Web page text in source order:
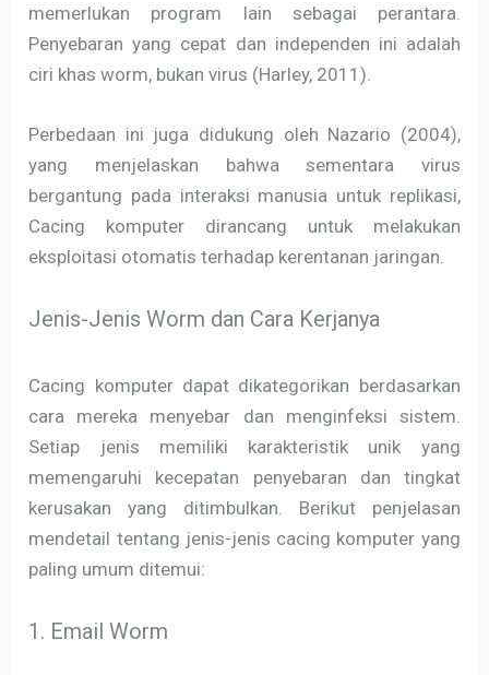
memerlukan program lain sebagai perantara.
Penyebaran yang cepat dan independen ini adalah
ciri khas worm, bukan virus (Harley, 2011).
Perbedaan ini juga didukung oleh Nazario (2004),
yang menjelaskan bahwa sementara virus
bergantung pada interaksi manusia untuk replikasi,
Cacing komputer dirancang untuk melakukan
eksploitasi otomatis terhadap kerentanan jaringan.
Jenis-Jenis Worm dan Cara Kerjanya
Cacing komputer dapat dikategorikan berdasarkan
cara mereka menyebar dan menginfeksi sistem.
Setiap jenis memiliki karakteristik unik yang
memengaruhi kecepatan penyebaran dan tingkat
kerusakan yang ditimbulkan. Berikut penjelasan
mendetail tentang jenis-jenis cacing komputer yang
paling umum ditemui:
1. Email Worm